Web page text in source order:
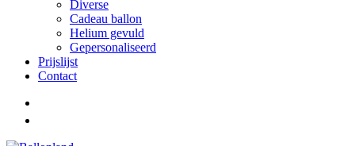
Diverse
Cadeau ballon
Helium gevuld
Gepersonaliseerd
Prijslijst
Contact